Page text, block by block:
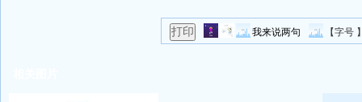
我来说两句 【字号